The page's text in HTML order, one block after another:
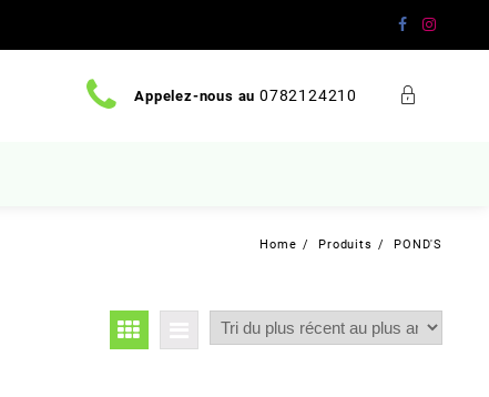
Appelez-nous au 0782124210
Home Produits POND'S